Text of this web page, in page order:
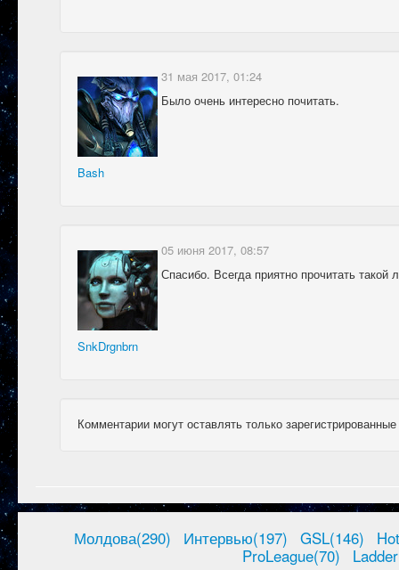
Bash
31 мая 2017, 01:24
Было очень интересно почитать.
SnkDrgnbrn
05 июня 2017, 08:57
Спасибо. Всегда приятно прочитать такой
Комментарии могут оставлять только
Молдова(290) Интервью(197) GSL(146)
ProLeague(70)